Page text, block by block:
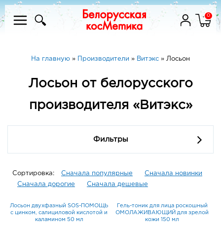
0
На главную » Производители » Витэкс » Лосьон
Лосьон от белорусского
производителя «Витэкс»
Фильтры
Сортировка: Сначала популярные
Сначала новинки
Сначала дорогие
Сначала дешевые
Лосьон двухфазный SOS-ПОМОЩЬ
с цинком, салициловой кислотой и
каламином 50 мл
Гель-тоник для лица роскошный
ОМОЛАЖИВАЮЩИЙ для зрелой
кожи 150 мл